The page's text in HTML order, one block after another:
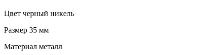
Цвет черный никель
Размер 35 мм
Материал металл